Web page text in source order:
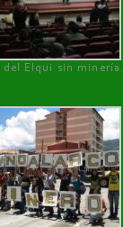
del Elqui sin minería.